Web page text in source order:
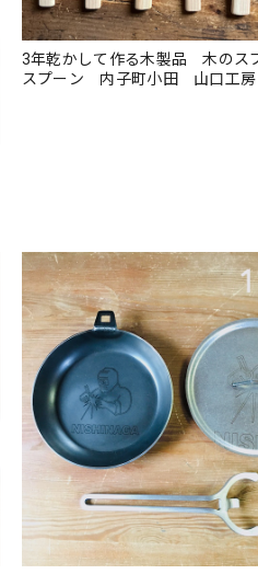
3年乾かして作る木製品 木の
スプーン 内子町小田 山口工房